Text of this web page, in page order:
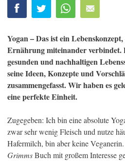
Yogan – Das ist ein
Ernährung miteinander verbindet.
gesunden und nachhaltigen
seine Ideen, Konzepte und
zusammengefasst. Wir haben es
eine perfekte Einheit.
Zugegeben: Ich bin eine absolute
zwar sehr wenig Fleisch und nutze
Hafermilch, bin aber keine
GrimmsBuch mit großem Interesse